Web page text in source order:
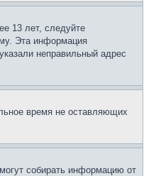
13 лет, следуйте
Эта информация
неправильный адрес
время не оставляющих
собирать информацию от